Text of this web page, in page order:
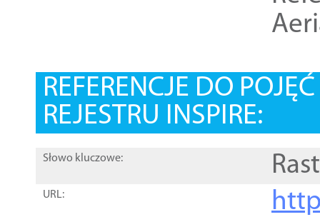
REFERENCJE DO
REJESTRU INSPIRE:
Słowo kluczowe:
URL: